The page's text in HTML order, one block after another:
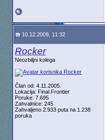
10.12.2009, 11:32
Rocker
Neozbiljni kolega
Član od: 4.11.2005.
Lokacija: Final Frontier
Poruke: 7.695
Zahvalnice: 245
Zahvaljeno 2.933 puta na 1.238
poruka